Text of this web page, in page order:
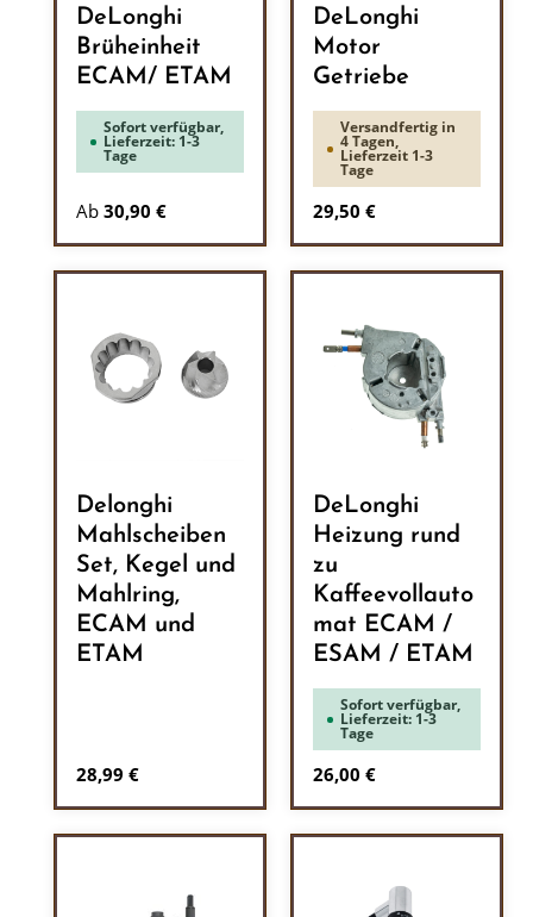
DeLonghi
Brüheinheit
ECAM/ ETAM
Sofort verfügbar,
Lieferzeit: 1-3
Tage
Ab 30,90 €
DeLonghi
Motor
Getriebe
Versandfertig in
4 Tagen,
Lieferzeit 1-3
Tage
Regulärer Preis:
29,50 €
Delonghi
Mahlscheiben
Set, Kegel und
Mahlring,
ECAM und
ETAM
Regulärer Preis:
28,99 €
DeLonghi
Heizung rund
zu
Kaffeevollauto
mat ECAM /
ESAM / ETAM
Sofort verfügbar,
Lieferzeit: 1-3
Tage
Regulärer Preis:
26,00 €